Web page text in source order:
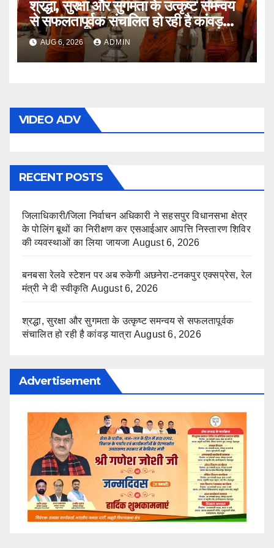
श्रद्धा, सुरक्षा और सुगमता के उत्कृष्ट समन्वय
से सफलतापूर्वक संचालित हो रही है कांवड़
यात्रा
AUG 6, 2026 ADMIN
VIDEO ADV
RECENT POSTS
जिलाधिकारी/जिला निर्वाचन अधिकारी ने सहसपुर विधानसभा क्षेत्र
के पोलिंग बूथों का निरीक्षण कर एसआईआर आपत्ति निस्तारण शिविर
की व्यवस्थाओं का लिया जायजा August 6, 2026
बनबसा रेलवे स्टेशन पर अब रुकेगी अछनेरा-टनकपुर एक्सप्रेस, रेल
मंत्री ने दी स्वीकृति August 6, 2026
श्रद्धा, सुरक्षा और सुगमता के उत्कृष्ट समन्वय से सफलतापूर्वक
संचालित हो रही है कांवड़ यात्रा August 6, 2026
Advertisement